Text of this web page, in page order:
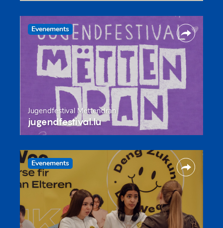
Evenements
Jugendfestival Mëttendran
jugendfestival.lu
Evenements